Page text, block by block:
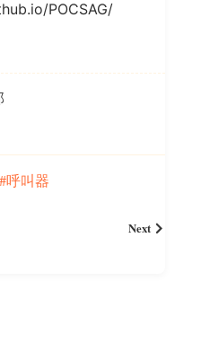
POCSAG/
呼叫器
Next